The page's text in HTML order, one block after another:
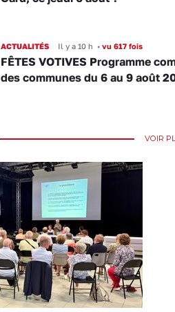
ACTUALITÉS Il y a 10 h •vu 617 fois
FÊTES VOTIVES Programme
des communes du 6 au 9 août
VOIR